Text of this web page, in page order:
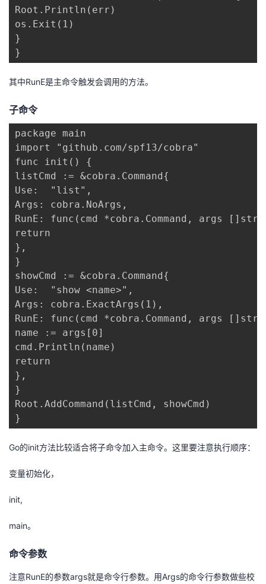
藏
Root.Println(err)
os.Exit(1)
}
}
其中RunE是主命令触发会调用的方法。
子命令
package main
import "github.com/spf13/cobra"
func init() {
listCmd := &cobra.Command{
Use:  "list",
Args: cobra.NoArgs,
RunE: func(cmd *cobra.Command, args
return
},
}
showCmd := &cobra.Command{
Use:  "show <name>",
Args: cobra.ExactArgs(1),
RunE: func(cmd *cobra.Command, args
name := args[0]
cmd.Println(name)
return
},
}
Root.AddCommand(listCmd, showCmd)
}
Go的init方法比较适合将子命令加入主命令。这里要注意执行顺序：
变量初始化，
init,
main。
命令参数
注意RunE的参数args就是命令行参数。用Args的命令行参数做些校